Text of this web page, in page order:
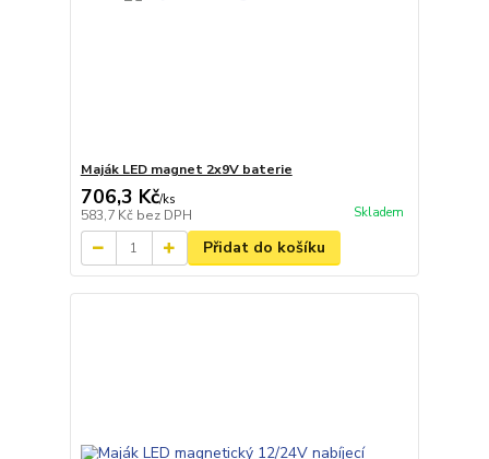
Maják LED magnet 2x9V baterie
706,3 Kč/ks
583,7 Kč bez DPH Skladem
Přidat do košíku